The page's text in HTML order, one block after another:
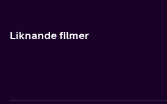
Liknande filmer